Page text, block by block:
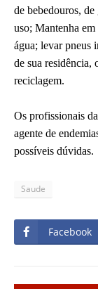
de bebedouros, de
uso; Mantenha
água; levar pneus
de sua residência,
reciclagem.
Os profissionais
agente de
possíveis dúvidas.
Saude
Facebook